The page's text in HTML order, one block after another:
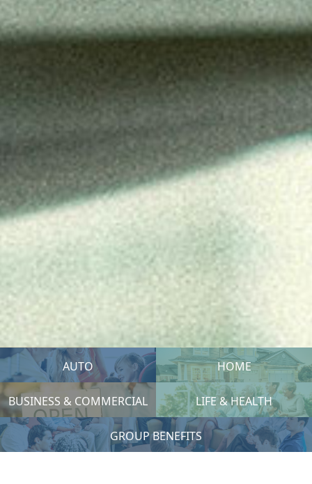
AUTO HOME
BUSINESS & COMMERCIAL LIFE & HEALTH
GROUP BENEFITS